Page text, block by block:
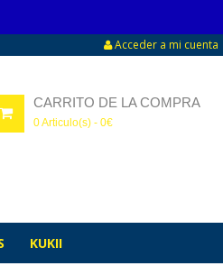
Acceder a mi cuenta
CARRITO DE LA COMPRA
0Articulo(s) - 0€
KUKII